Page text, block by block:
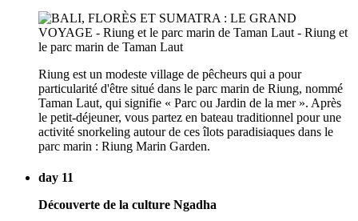
Riung est un modeste village de pêcheurs qui a pour
particularité d'être situé dans le parc marin de Riung, nommé
Taman Laut, qui signifie « Parc ou Jardin de la mer ». Après
le petit-déjeuner, vous partez en bateau traditionnel pour une
activité snorkeling autour de ces îlots paradisiaques dans le
parc marin : Riung Marin Garden.
day 11
Découverte de la culture Ngadha